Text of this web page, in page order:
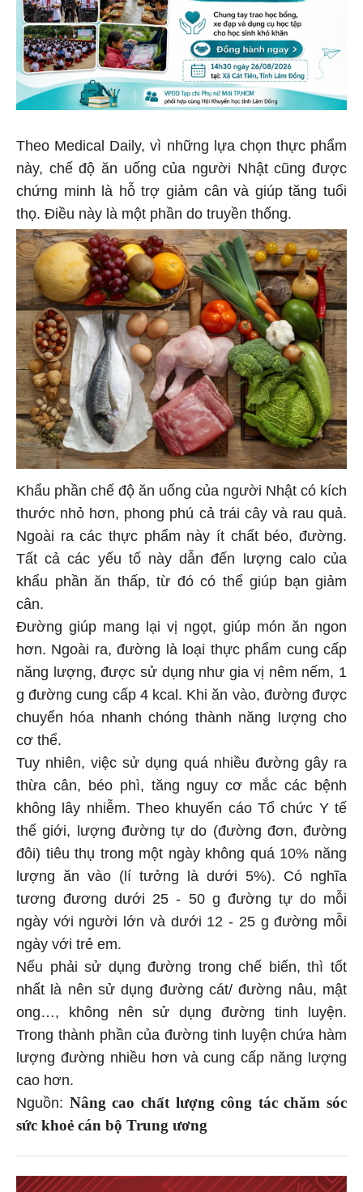
Theo Medical Daily, vì những lựa chọn thực phẩm
này, chế độ ăn uống của người Nhật cũng được
chứng minh là hỗ trợ giảm cân và giúp tăng tuổi
thọ. Điều này là một phần do truyền thống.
Khẩu phần chế độ ăn uống của người Nhật có kích
thước nhỏ hơn, phong phú cả trái cây và rau quả.
Ngoài ra các thực phẩm này ít chất béo, đường.
Tất cả các yếu tố này dẫn đến lượng calo của
khẩu phần ăn thấp, từ đó có thể giúp bạn giảm
cân.
Đường giúp mang lại vị ngọt, giúp món ăn ngon
hơn. Ngoài ra, đường là loại thực phẩm cung cấp
năng lượng, được sử dụng như gia vị nêm nếm, 1
g đường cung cấp 4 kcal. Khi ăn vào, đường được
chuyển hóa nhanh chóng thành năng lượng cho
cơ thể.
Tuy nhiên, việc sử dụng quá nhiều đường gây ra
thừa cân, béo phì, tăng nguy cơ mắc các bệnh
không lây nhiễm. Theo khuyến cáo Tổ chức Y tế
thế giới, lượng đường tự do (đường đơn, đường
đôi) tiêu thụ trong một ngày không quá 10% năng
lượng ăn vào (lí tưởng là dưới 5%). Có nghĩa
tương đương dưới 25 - 50 g đường tự do mỗi
ngày với người lớn và dưới 12 - 25 g đường mỗi
ngày với trẻ em.
Nếu phải sử dụng đường trong chế biến, thì tốt
nhất là nên sử dụng đường cát/ đường nâu, mật
ong…, không nên sử dụng đường tinh luyện.
Trong thành phần của đường tinh luyện chứa hàm
lượng đường nhiều hơn và cung cấp năng lượng
cao hơn.
Nguồn: Nâng cao chất lượng công tác chăm sóc
sức khoẻ cán bộ Trung ương